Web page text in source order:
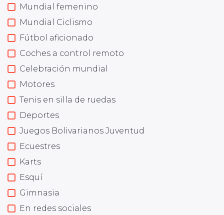
Mundial femenino
Mundial Ciclismo
Fútbol aficionado
Coches a control remoto
Celebración mundial
Motores
Tenis en silla de ruedas
Deportes
Juegos Bolivarianos Juventud
Ecuestres
Karts
Esquí
Gimnasia
En redes sociales